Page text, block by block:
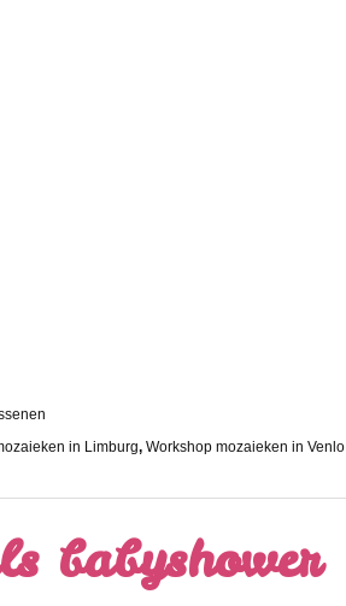
in Limburg, Workshop mozaieken in Venlo
babyshower